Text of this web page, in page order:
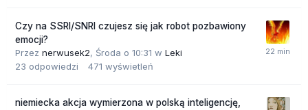
Czy na SSRI/SNRI czujesz się jak robot pozbawiony
emocji?
Przez nerwusek2, Środa o 10:31 w Leki
23 odpowiedzi 471 wyświetleń
niemiecka akcja wymierzona w polską inteligencję,